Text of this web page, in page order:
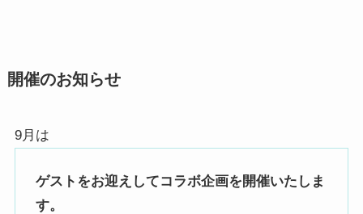
開催のお知らせ
9月は
ゲストをお迎えしてコラボ企画を開催いたしま
す。